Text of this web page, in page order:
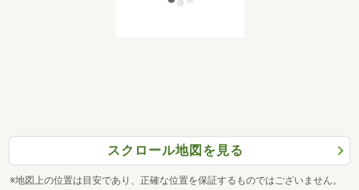
スクロール地図を見る
※地図上の位置は目安であり、正確な位置を保証するものではございません。